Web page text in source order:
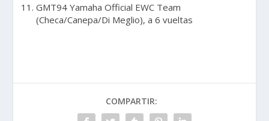
GMT94 Yamaha Official EWC Team
(Checa/Canepa/Di Meglio), a 6 vueltas
COMPARTIR: